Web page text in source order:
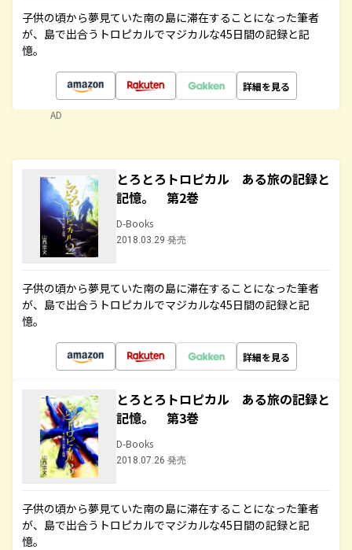
子供の頃から夢見ていた南の島に滞在することになった筆者
が、島で出合うトロピカルでマジカルな45日間の記録と記
憶。
詳細を見る
AD
とろとろトロピカル ある旅の記録と
記憶。 第2巻
D-Books
2018.03.29 発売
子供の頃から夢見ていた南の島に滞在することになった筆者
が、島で出合うトロピカルでマジカルな45日間の記録と記
憶。
詳細を見る
とろとろトロピカル ある旅の記録と
記憶。 第3巻
D-Books
2018.07.26 発売
子供の頃から夢見ていた南の島に滞在することになった筆者
が、島で出合うトロピカルでマジカルな45日間の記録と記
憶。